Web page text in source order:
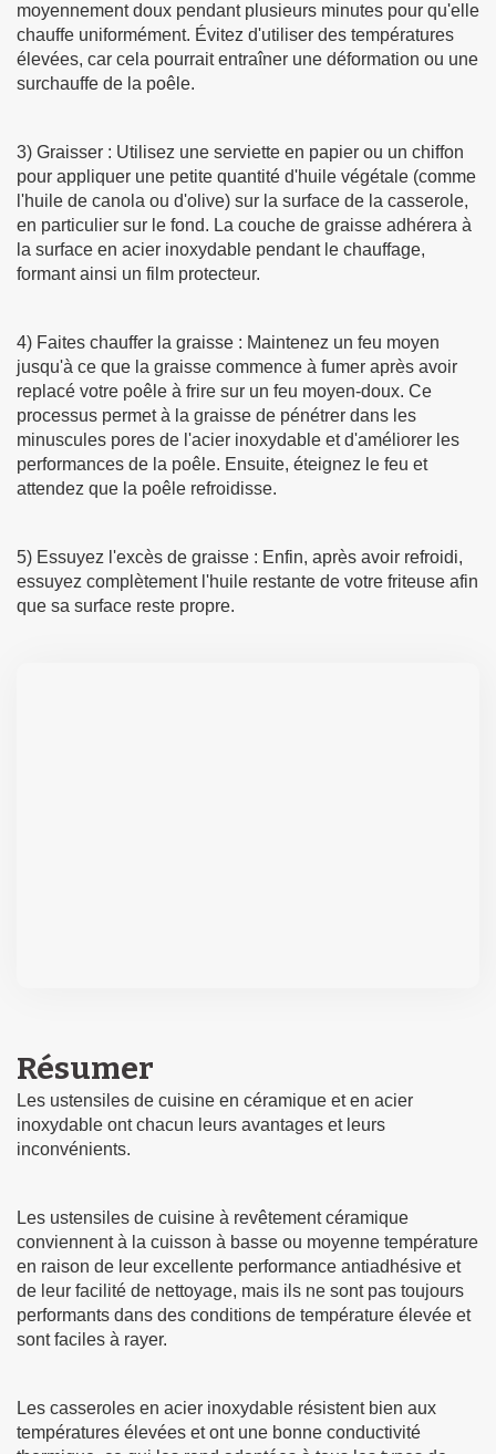
moyennement doux pendant plusieurs minutes pour qu'elle
chauffe uniformément. Évitez d'utiliser des températures
élevées, car cela pourrait entraîner une déformation ou une
surchauffe de la poêle.
3) Graisser : Utilisez une serviette en papier ou un chiffon
pour appliquer une petite quantité d'huile végétale (comme
l'huile de canola ou d'olive) sur la surface de la casserole,
en particulier sur le fond. La couche de graisse adhérera à
la surface en acier inoxydable pendant le chauffage,
formant ainsi un film protecteur.
4) Faites chauffer la graisse : Maintenez un feu moyen
jusqu'à ce que la graisse commence à fumer après avoir
replacé votre poêle à frire sur un feu moyen-doux. Ce
processus permet à la graisse de pénétrer dans les
minuscules pores de l'acier inoxydable et d'améliorer les
performances de la poêle. Ensuite, éteignez le feu et
attendez que la poêle refroidisse.
5) Essuyez l'excès de graisse : Enfin, après avoir refroidi,
essuyez complètement l'huile restante de votre friteuse afin
que sa surface reste propre.
Résumer
Les ustensiles de cuisine en céramique et en acier
inoxydable ont chacun leurs avantages et leurs
inconvénients.
Les ustensiles de cuisine à revêtement céramique
conviennent à la cuisson à basse ou moyenne température
en raison de leur excellente performance antiadhésive et
de leur facilité de nettoyage, mais ils ne sont pas toujours
performants dans des conditions de température élevée et
sont faciles à rayer.
Les casseroles en acier inoxydable résistent bien aux
températures élevées et ont une bonne conductivité